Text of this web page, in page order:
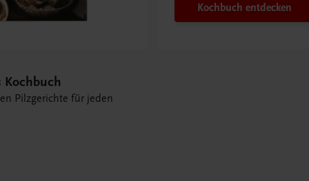
Kochbuch
Pilzgerichte für jeden
Kochbuch entdecken